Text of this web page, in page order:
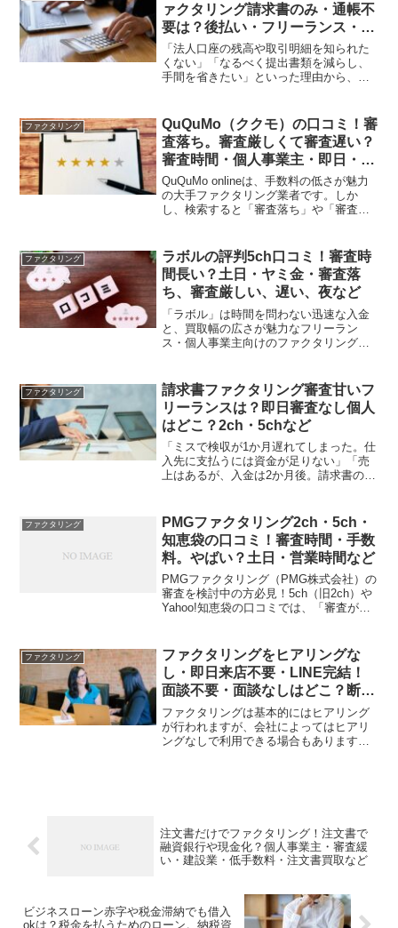
ァクタリング請求書のみ・通帳不
要は？後払い・フリーランス・個
人事業主
「法人口座の残高や取引明細を知られた
くない」「なるべく提出書類を減らし、
手間を省きたい」といった理由から、個
的に、ファクタリング会社は売掛先の信
用力を確かめるために、個...
ファクタリング
QuQuMo（ククモ）の口コミ！審
査落ち。審査厳しくて審査遅い？
審査時間・個人事業主・即日・
5chなど
QuQuMo onlineは、手数料の低さが魅力
の大手ファクタリング業者です。しか
し、検索すると「審査落ち」や「審査遅
はないでしょうか。そこで今回は、実際
にQuQuMo...
ファクタリング
ラボルの評判5ch口コミ！審査時
間長い？土日・ヤミ金・審査落
ち、審査厳しい、遅い、夜など
「ラボル」は時間を問わない迅速な入金
と、買取幅の広さが魅力なフリーラン
ス・個人事業主向けのファクタリング業
じる方も多いのではないでしょうか。結
論から言うと、ラボルはヤミ...
ファクタリング
請求書ファクタリング審査甘いフ
リーランスは？即日審査なし個人
はどこ？2ch・5chなど
「ミスで検収が1か月遅れてしまった。仕
入先に支払うには資金が足りない」「売
上はあるが、入金は2か月後。請求書のみ
ァクタリングがあったら便利ですよね。
ただ、請求書のみや請...
ファクタリング
PMGファクタリング2ch・5ch・
知恵袋の口コミ！審査時間・手数
料。やばい？土日・営業時間など
PMGファクタリング（PMG株式会社）の
審査を検討中の方必見！5ch（旧2ch）や
Yahoo!知恵袋の口コミでは、「審査が柔
び交っています。ただ、全体的に他の業
者と比べ...
ファクタリング
ファクタリングをヒアリングな
し・即日来店不要・LINE完結！
面談不要・面談なしはどこ？断ら
れる？個人事業主など
ファクタリングは基本的にはヒアリング
が行われますが、会社によってはヒアリ
ングなしで利用できる場合もあります。
注文書だけでファクタリング！注文書で
融資銀行や現金化？個人事業主・審査緩
い・建設業・低手数料・注文書買取など
ビジネスローン赤字や税金滞納でも借入
okは？税金を払うためのローン。納税資